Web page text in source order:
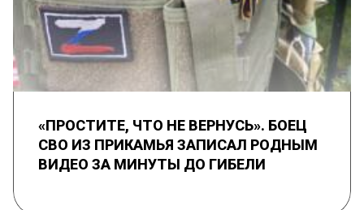
«ПРОСТИТЕ, ЧТО НЕ ВЕРНУСЬ». БОЕЦ
СВО ИЗ ПРИКАМЬЯ ЗАПИСАЛ РОДНЫМ
ВИДЕО ЗА МИНУТЫ ДО ГИБЕЛИ